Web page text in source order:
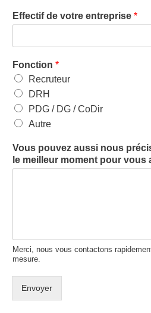
Effectif de votre entreprise *
Fonction *
Recruteur
DRH
PDG / DG / CoDir
Autre
Vous pouvez aussi nous
le meilleur moment pour vous
Merci, nous vous contactons
mesure.
Envoyer